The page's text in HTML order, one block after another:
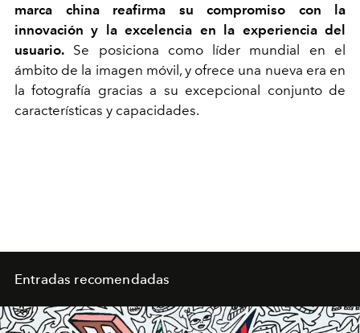
marca china reafirma su compromiso con la
innovación y la excelencia en la experiencia del
usuario. Se posiciona como líder mundial en el
ámbito de la imagen móvil, y ofrece una nueva era en
la fotografía gracias a su excepcional conjunto de
características y capacidades.
Entradas recomendadas